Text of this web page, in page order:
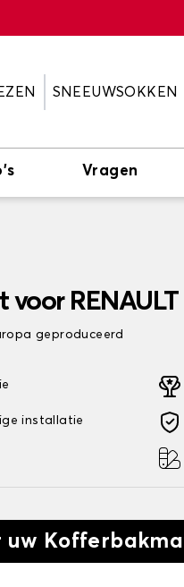
SNEEUWSOKKEN
Vragen
RENAULT
geproduceerd
installatie
uw